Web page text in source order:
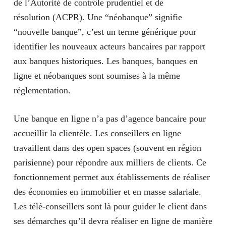
CB incluse dès 6,46€/mois pour >25 ans
Existe en Visa Premier dès 14,99€/mois
Découvert autorisé possible sur étude
de l’Autorité de contrôle prudentiel et de
résolution(ACPR). Une “néobanque” signifie
“nouvelle banque”, c’est un terme générique pour
identifier les nouveaux acteurs bancaires par rapport
aux banques historiques. Les banques, banques en
ligne et néobanques sont soumises à la même
réglementation.
Une banque en ligne n’a pas d’agence bancaire pour
accueillir la clientèle. Les conseillers en ligne
travaillent dans des open spaces (souvent en région
parisienne) pour répondre aux milliers de clients. Ce
fonctionnement permet aux établissements de réaliser
des économies en immobilier et en masse salariale.
Les télé-conseillers sont là pour guider le client dans
ses démarches qu’il devra réaliser en ligne de manière